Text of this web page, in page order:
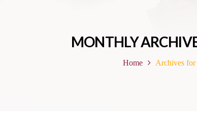
MONTHLY
Home Archives